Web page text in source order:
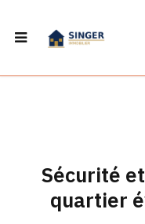
Sécurité
quartier